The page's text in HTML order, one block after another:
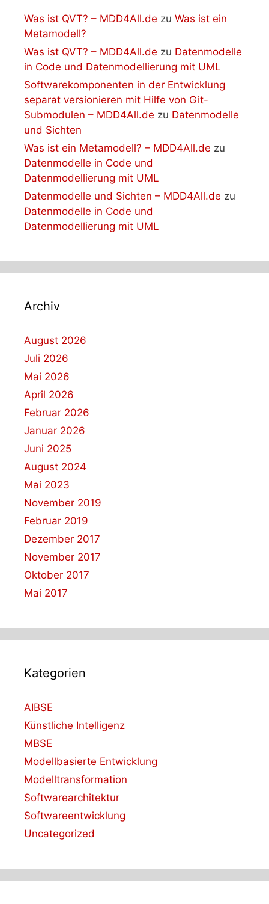
Was ist QVT? – MDD4All.de zu Was ist ein
Metamodell?
Was ist QVT? – MDD4All.de zu Datenmodelle
in Code und Datenmodellierung mit UML
Softwarekomponenten in der Entwicklung
separat versionieren mit Hilfe von Git-
Submodulen – MDD4All.de zu Datenmodelle
und Sichten
Was ist ein Metamodell? – MDD4All.de zu
Datenmodelle in Code und
Datenmodellierung mit UML
Datenmodelle und Sichten – MDD4All.de zu
Datenmodelle in Code und
Datenmodellierung mit UML
Archiv
August 2026
Juli 2026
Mai 2026
April 2026
Februar 2026
Januar 2026
Juni 2025
August 2024
Mai 2023
November 2019
Februar 2019
Dezember 2017
November 2017
Oktober 2017
Mai 2017
Kategorien
AIBSE
Künstliche Intelligenz
MBSE
Modellbasierte Entwicklung
Modelltransformation
Softwarearchitektur
Softwareentwicklung
Uncategorized